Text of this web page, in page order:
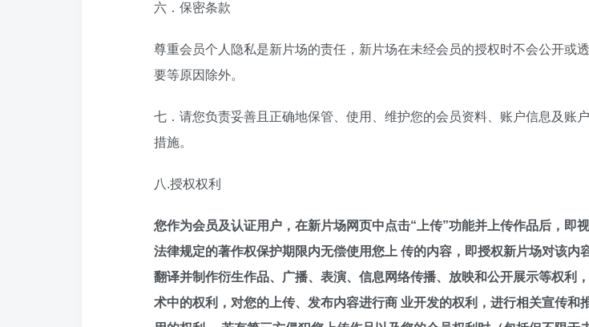
六．保密条款
尊重会员个人隐私是新片场的责任，新片场在未经会员的授权时不会公开或
要等原因除外。
七．请您负责妥善且正确地保管、使用、维护您的会员资料、账户信息及账
措施。
八.授权权利
您作为会员及认证用户，在新片场网页中点击“上传”功能并上传作品后，即
法律规定的著作权保护期限内无偿使用您上 传的内容，即授权新片场对该内
翻译并制作衍生作品、广播、表演、信息网络传播、放映和公开展示等权利
术中的权利，对您的上传、发布内容进行商 业开发的权利，进行相关宣传